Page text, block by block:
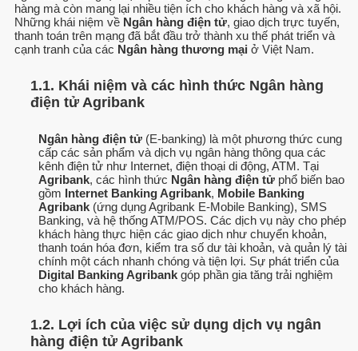
hàng mà còn mang lại nhiều tiện ích cho khách hàng và xã hội.
Những khái niệm về Ngân hàng điện tử, giao dịch trực tuyến,
thanh toán trên mạng đã bắt đầu trở thành xu thế phát triển và
cạnh tranh của các Ngân hàng thương mại ở Việt Nam.
1.1. Khái niệm và các hình thức Ngân hàng
điện tử Agribank
Ngân hàng điện tử (E-banking) là một phương thức cung
cấp các sản phẩm và dịch vụ ngân hàng thông qua các
kênh điện tử như Internet, điện thoại di động, ATM. Tại
Agribank, các hình thức Ngân hàng điện tử phổ biến bao
gồm Internet Banking Agribank, Mobile Banking
Agribank (ứng dụng Agribank E-Mobile Banking), SMS
Banking, và hệ thống ATM/POS. Các dịch vụ này cho phép
khách hàng thực hiện các giao dịch như chuyển khoản,
thanh toán hóa đơn, kiểm tra số dư tài khoản, và quản lý tài
chính một cách nhanh chóng và tiện lợi. Sự phát triển của
Digital Banking Agribank góp phần gia tăng trải nghiệm
cho khách hàng.
1.2. Lợi ích của việc sử dụng dịch vụ ngân
hàng điện tử Agribank